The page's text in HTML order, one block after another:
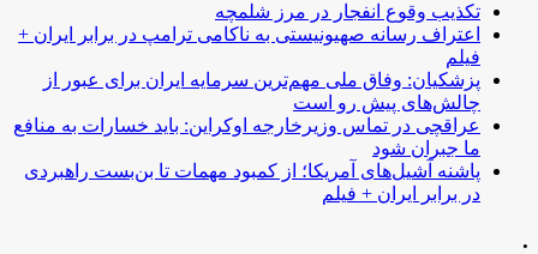
تکذیب وقوع انفجار در مرز شلمچه
اعتراف رسانه صهیونیستی به ناکامی ترامپ در برابر ایران +
فیلم
پزشکیان: وفاق ملی مهم‌ترین سرمایه ایران برای عبور از
چالش‌های پیش رو است
عراقچی در تماس وزیرخارجه اوکراین: باید خسارات به منافع
ما جبران شود
پاشنه آشیل‌های آمریکا؛ از کمبود مهمات تا بن‌بست راهبردی
در برابر ایران + فیلم
.